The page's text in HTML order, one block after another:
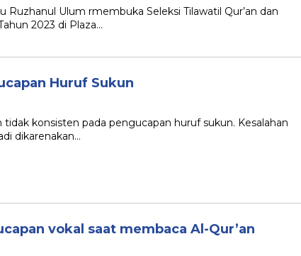
Ruzhanul Ulum rmembuka Seleksi Tilawatil Qur’an dan
2023 di Plaza…
Huruf Sukun
konsisten pada pengucapan huruf sukun. Kesalahan
dikarenakan…
vokal saat membaca Al-Qur’an